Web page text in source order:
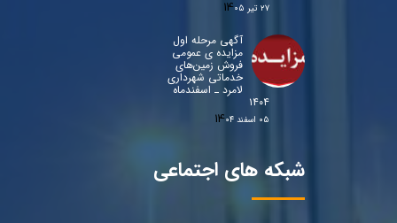
۲۷ تیر ۰۵
آگهی مرحله اول
مزایده ی عمومی
فروش زمین‌های
خدماتی شهرداری
لامرد ـ اسفندماه
۱۴۰۴
۰۵ اسفند ۰۴
شبکه های اجتماعی